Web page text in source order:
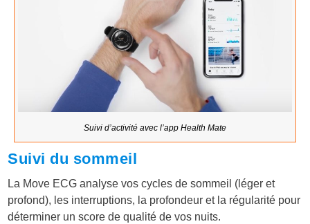
Suivi d’activité avec l’app Health Mate
Suivi du sommeil
La Move ECG analyse vos cycles de sommeil (léger et
profond), les interruptions, la profondeur et la régularité pour
déterminer un score de qualité de vos nuits.